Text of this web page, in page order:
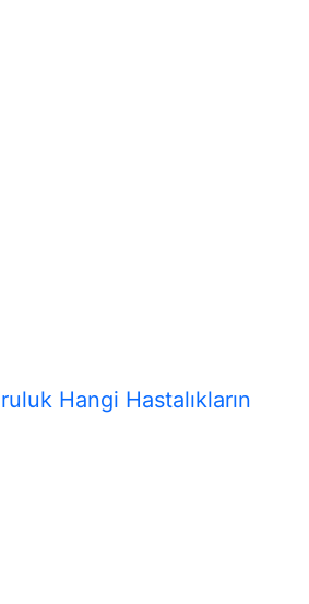
Hangi Hastalıkların